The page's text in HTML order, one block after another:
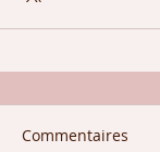
Commentaires